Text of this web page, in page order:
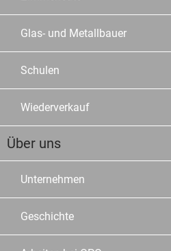
Glas- und Metallbauer
Schulen
Wiederverkauf
Über uns
Unternehmen
Geschichte